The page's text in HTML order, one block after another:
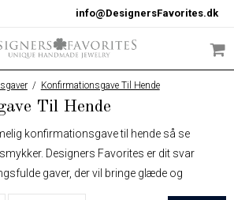
info@DesignersFavorites.dk
/ Konfirmationsgave Til Hende
Til Hende
konfirmationsgave til hende så se
Designers Favorites er dit svar
gaver, der vil bringe glæde og
konfirmanden. Vores danske